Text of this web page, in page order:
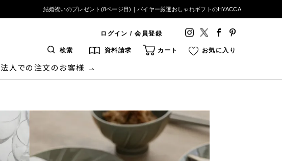
結婚祝いのプレゼント(8ページ目)｜バイヤー厳選おしゃれギフトのHYACCA
ログイン / 会員登録
検索 資料請求 カート お気に入り
法人での注文のお客様